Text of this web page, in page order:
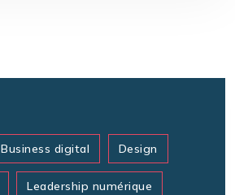
Business digital Design
Leadership numérique